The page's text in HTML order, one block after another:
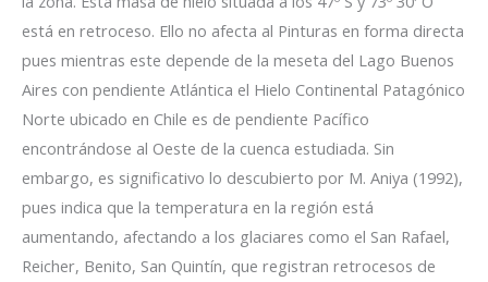
está en retroceso. Ello no afecta al Pinturas en forma directa
pues mientras este depende de la meseta del Lago Buenos
Aires con pendiente Atlántica el Hielo Continental Patagónico
Norte ubicado en Chile es de pendiente Pacífico
encontrándose al Oeste de la cuenca estudiada. Sin
embargo, es significativo lo descubierto por M. Aniya (1992),
pues indica que la temperatura en la región está
aumentando, afectando a los glaciares como el San Rafael,
Reicher, Benito, San Quintín, que registran retrocesos de